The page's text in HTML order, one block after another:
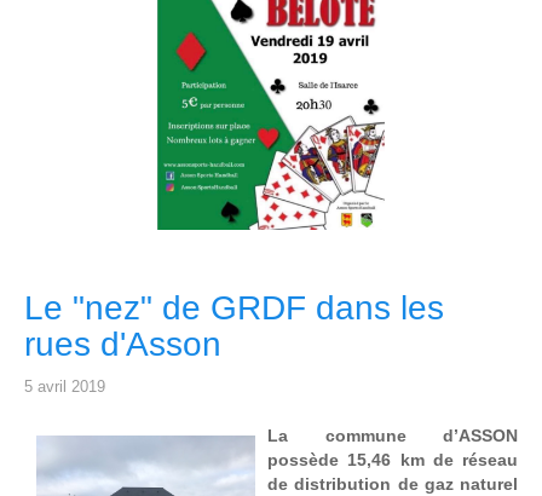
Le "nez" de GRDF dans les
rues d'Asson
5 avril 2019
La commune d’ASSON
possède 15,46 km de réseau
de distribution de gaz naturel